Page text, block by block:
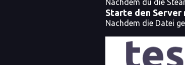
Nachdem du die
Starte den Server
Nachdem die Datei